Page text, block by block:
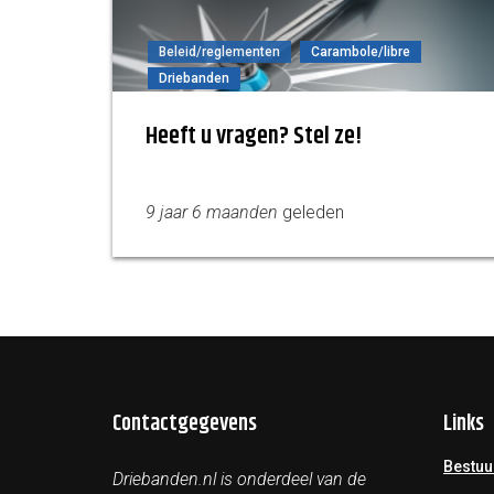
Beleid/reglementen
Carambole/libre
Driebanden
Heeft u vragen? Stel ze!
9 jaar 6 maanden geleden
Contactgegevens
Driebanden.nl is onderdeel van de
Links